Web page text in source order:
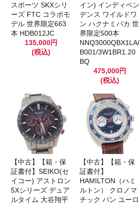
スポーツ SKXシリ
ーズ FTC コラボモ
デル 世界限定663
本 HDB012JC
135,000円
(税込)
イン) インディペン
デンス ワイルドワ
ン ハクナミパカ 世
界限定500本
NNQ3000QBX1LA/
B001/3W1BR1.20
BQ
475,000円
(税込)
【中古】【箱・保
証書付】SEIKO(セ
イコー) アストロン
5Xシリーズ デュア
ルタイム 大谷翔平
【中古】【箱・保
証書付】
HAMILTON（ハミ
ルトン） クロノマ
チック パン ユーロ